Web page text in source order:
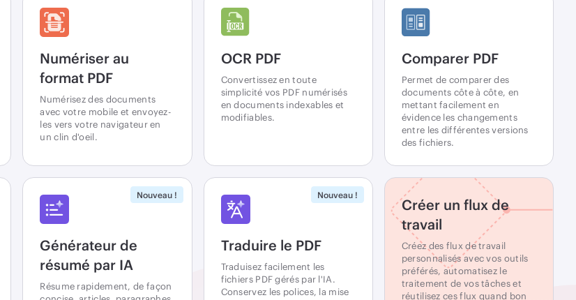
Numériser au
format PDF
Numérisez des documents
avec votre mobile et envoyez-
les vers votre navigateur en
un clin d'oeil.
OCR PDF
Convertissez en toute
simplicité vos PDF numérisés
en documents indexables et
modifiables.
Comparer PDF
Permet de comparer des
documents côte à côte, en
mettant facilement en
évidence les changements
entre les différentes versions
des fichiers.
Nouveau !
Générateur de
résumé par IA
Résume rapidement, de façon
Nouveau !
Traduire le PDF
Traduisez facilement les
fichiers PDF gérés par l'IA.
Conservez les polices, la mise
Créer un flux de
travail
Créez des flux de travail
personnalisés avec vos outils
préférés, automatisez le
traitement de vos tâches et
réutilisez ces flux quand bon